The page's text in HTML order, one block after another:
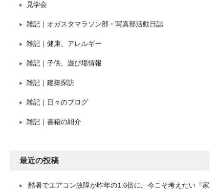
見学会
雑記｜オガスタマラソン部・写真部活動日誌
雑記｜健康、アレルギー
雑記｜子供、遊び場情報
雑記｜建築探訪
雑記｜日々のブログ
雑記｜書籍の紹介
最近の投稿
酷暑でエアコン故障が昨年の1.6倍に。今こそ考えたい『家